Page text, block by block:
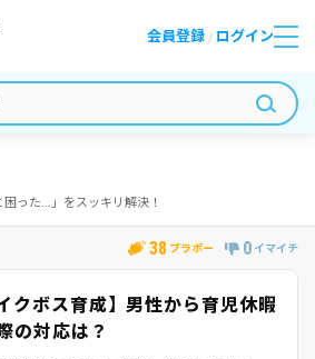
会員登録 / ログイン
った...」をスッキリ解決！
38 ブラボー 0 イマイチ
クボス育成】男性から育児休暇
の対応は？